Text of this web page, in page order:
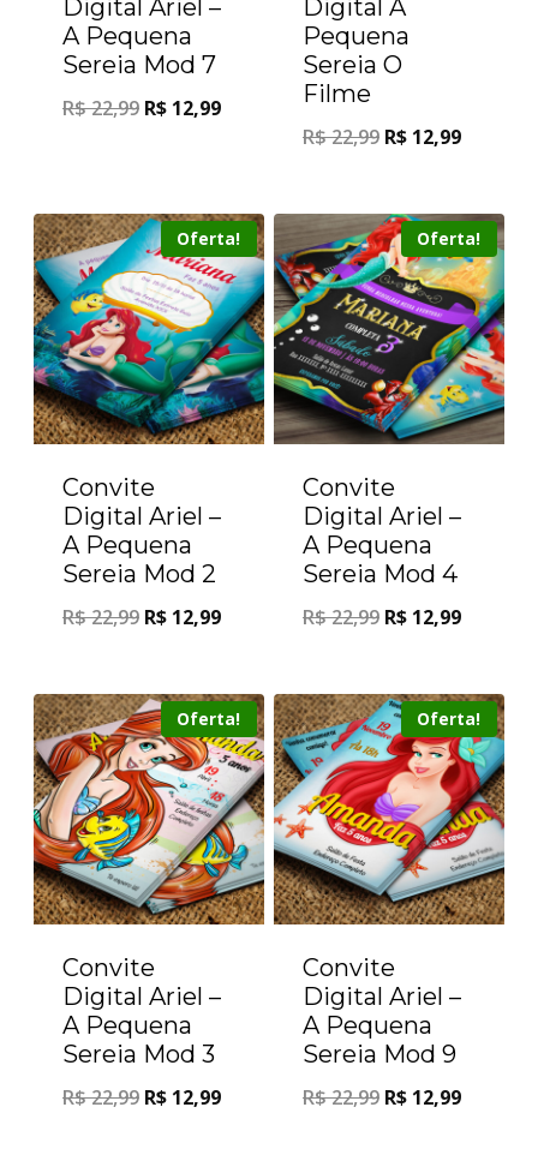
Digital Ariel –
A Pequena
Sereia Mod 7
R$22,99 R$ 12,99
Digital A
Pequena
Sereia O
Filme
R$22,99 R$ 12,99
Oferta!
Convite
Digital Ariel –
A Pequena
Sereia Mod 2
R$22,99 R$ 12,99
Oferta!
Convite
Digital Ariel –
A Pequena
Sereia Mod 4
R$22,99 R$ 12,99
Oferta!
Convite
Digital Ariel –
A Pequena
Sereia Mod 3
R$22,99 R$ 12,99
Oferta!
Convite
Digital Ariel –
A Pequena
Sereia Mod 9
R$22,99 R$ 12,99